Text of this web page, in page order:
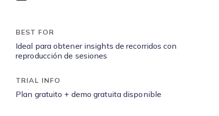
Ideal para obtener insights de recorridos con
reproducción de sesiones
Plan gratuito + demo gratuita disponible